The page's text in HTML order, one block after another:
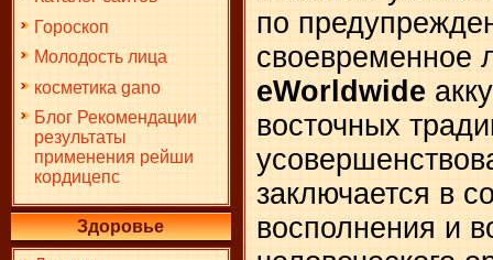
Гороскоп
Молодость лица
косметика gano
Блог Рекомендации
результаты
применения рейши
кордицепс
Здоровье
по
своевременное
eWorldwide
восточных
заключается в
восполнения и